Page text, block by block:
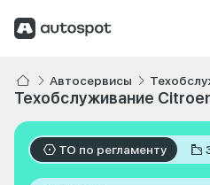
Автосервисы
Техобслуживание
ТО по регламенту